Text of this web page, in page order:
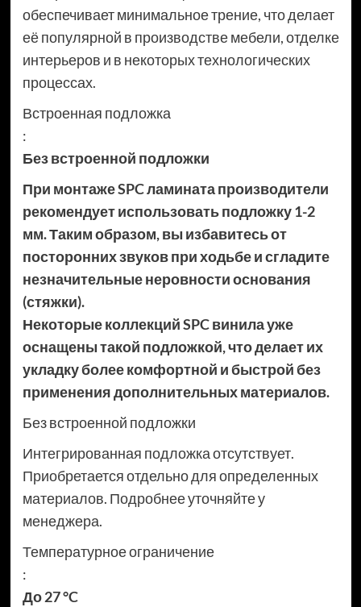
обеспечивает минимальное трение, что делает
её популярной в производстве мебели, отделке
интерьеров и в некоторых технологических
процессах.
Встроенная подложка
:
Без встроенной подложки
При монтаже SPC ламината производители
рекомендует использовать подложку 1-2
мм. Таким образом, вы избавитесь от
посторонних звуков при ходьбе и сгладите
незначительные неровности основания
(стяжки).
Некоторые коллекций SPC винила уже
оснащены такой подложкой, что делает их
укладку более комфортной и быстрой без
применения дополнительных материалов.
Без встроенной подложки
Интегрированная подложка отсутствует.
Приобретается отдельно для определенных
материалов. Подробнее уточняйте у
менеджера.
Температурное ограничение
:
До 27 °C